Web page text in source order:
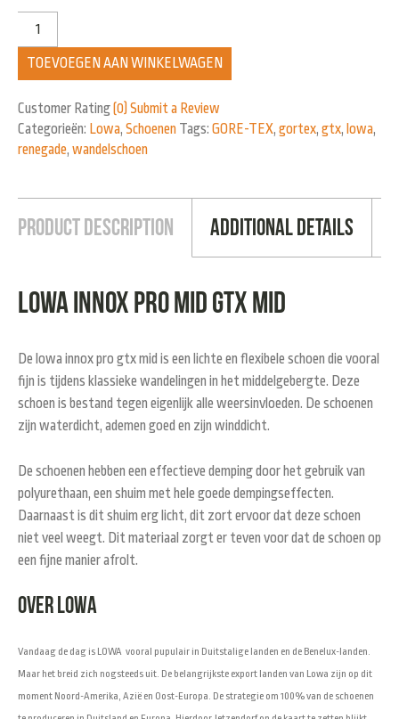
TOEVOEGEN AAN WINKELWAGEN
Customer Rating(0) Submit a Review
Categorieën: Lowa, Schoenen Tags: GORE-TEX, gortex, gtx, lowa,
renegade, wandelschoen
Product Description Additional Details
Lowa innox pro mid GTX Mid
De lowa innox pro gtx mid is een lichte en flexibele schoen die vooral
fijn is tijdens klassieke wandelingen in het middelgebergte. Deze
schoen is bestand tegen eigenlijk alle weersinvloeden. De schoenen
zijn waterdicht, ademen goed en zijn winddicht.
De schoenen hebben een effectieve demping door het gebruik van
polyurethaan, een shuim met hele goede dempingseffecten.
Daarnaast is dit shuim erg licht, dit zort ervoor dat deze schoen
niet veel weegt. Dit materiaal zorgt er teven voor dat de schoen op
een fijne manier afrolt.
Over Lowa
Vandaag de dag is LOWA vooral pupulair in Duitstalige landen en de Benelux-landen.
Maar het breid zich nogsteeds uit. De belangrijkste export landen van Lowa zijn op dit
moment Noord-Amerika, Azië en Oost-Europa. De strategie om 100% van de schoenen